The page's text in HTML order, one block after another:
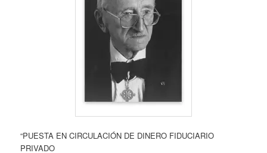
“PUESTA EN CIRCULACIÓN DE DINERO FIDUCIARIO
PRIVADO